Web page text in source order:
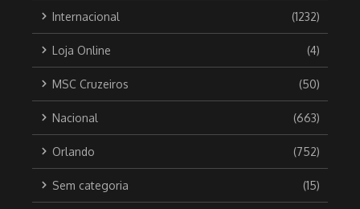
Internacional (1232)
Loja Online (4)
MSC Cruzeiros (50)
Nacional (663)
Orlando (752)
Sem categoria (15)